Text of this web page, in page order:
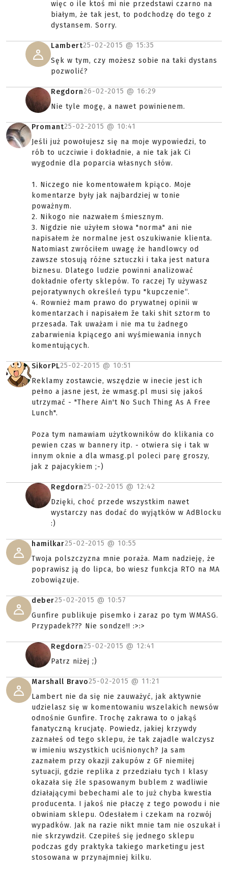
więc o ile ktoś mi nie przedstawi czarno na
białym, że tak jest, to podchodzę do tego z
dystansem. Sorry.
Lambert25-02-2015 @ 15:35
Sęk w tym, czy możesz sobie na taki dystans
pozwolić?
Regdorn26-02-2015 @ 16:29
Nie tyle mogę, a nawet powinienem.
Promant25-02-2015 @ 10:41
Jeśli już powołujesz się na moje wypowiedzi, to
rób to uczciwie i dokładnie, a nie tak jak Ci
wygodnie dla poparcia własnych słów.
1. Niczego nie komentowałem kpiąco. Moje
komentarze były jak najbardziej w tonie
poważnym.
2. Nikogo nie nazwałem śmiesznym.
3. Nigdzie nie użyłem słowa "norma" ani nie
napisałem że normalne jest oszukiwanie klienta.
Natomiast zwróciłem uwagę że handlowcy od
zawsze stosują różne sztuczki i taka jest natura
biznesu. Dlatego ludzie powinni analizować
dokładnie oferty sklepów. To raczej Ty używasz
pejoratywnych określeń typu "kupczenie“.
4. Rownież mam prawo do prywatnej opinii w
komentarzach i napisałem že taki shit sztorm to
przesada. Tak uważam i nie ma tu żadnego
zabarwienia kpiącego ani wyśmiewania innych
komentujących.
SikorPL25-02-2015 @ 10:51
Reklamy zostawcie, wszędzie w inecie jest ich
pełno a jasne jest, że wmasg.pl musi się jakoś
utrzymać - "There Ain't No Such Thing As A Free
Lunch".
Poza tym namawiam użytkowników do klikania co
pewien czas w bannery itp. - otwiera się i tak w
innym oknie a dla wmasg.pl poleci parę groszy,
jak z pajacykiem ;-)
Regdorn25-02-2015 @ 12:42
Dzięki, choć przede wszystkim nawet
wystarczy nas dodać do wyjątków w AdBlocku
:)
hamilkar25-02-2015 @ 10:55
Twoja polszczyzna mnie poraża. Mam nadzieję, że
poprawisz ją do lipca, bo wiesz funkcja RTO na MA
zobowiązuje.
deber25-02-2015 @ 10:57
Gunfire publikuje pisemko i zaraz po tym WMASG.
Przypadek??? Nie sondze!! :>:>
Regdorn25-02-2015 @ 12:41
Patrz niżej ;)
Marshall Bravo25-02-2015 @ 11:21
Lambert nie da się nie zauważyć, jak aktywnie
udzielasz się w komentowaniu wszelakich newsów
odnośnie Gunfire. Trochę zakrawa to o jakąś
fanatyczną krucjatę. Powiedz, jakiej krzywdy
zaznałeś od tego sklepu, że tak zajadle walczysz
w imieniu wszystkich uciśnionych? Ja sam
zaznałem przy okazji zakupów z GF niemiłej
sytuacji, gdzie replika z przedziału tych I klasy
okazała się źle spasowanym bublem z wadliwie
działającymi bebechami ale to już chyba kwestia
producenta. I jakoś nie płaczę z tego powodu i nie
obwiniam sklepu. Odesłałem i czekam na rozwój
wypadków. Jak na razie nikt mnie tam nie oszukał i
nie skrzywdził. Czepiłeś się jednego sklepu
podczas gdy praktyka takiego marketingu jest
stosowana w przynajmniej kilku.